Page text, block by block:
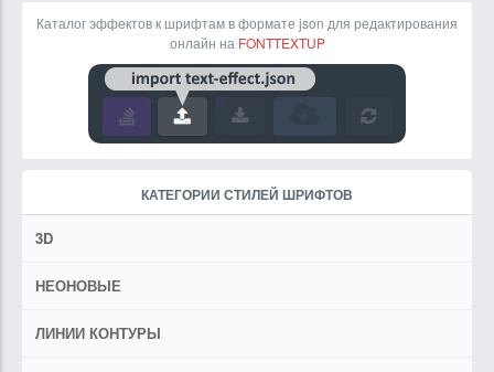
Каталог эффектов к шрифтам в формате json для редактирования
онлайн на FONTTEXTUP
КАТЕГОРИИ СТИЛЕЙ ШРИФТОВ
3D
НЕОНОВЫЕ
ЛИНИИ КОНТУРЫ